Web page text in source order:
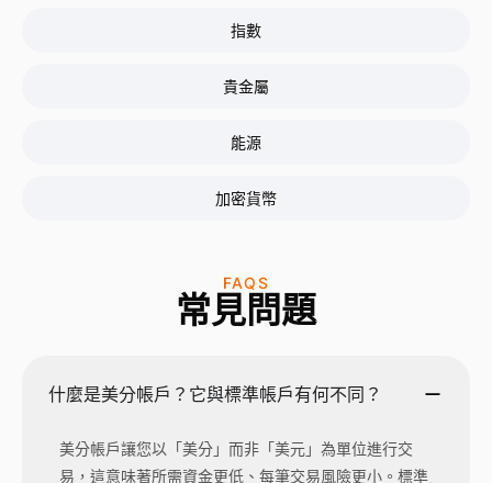
指數
貴金屬
能源
加密貨幣
FAQS
常見問題
什麼是美分帳戶？它與標準帳戶有何不同？
美分帳戶讓您以「美分」而非「美元」為單位進行交
易，這意味著所需資金更低、每筆交易風險更小。標準